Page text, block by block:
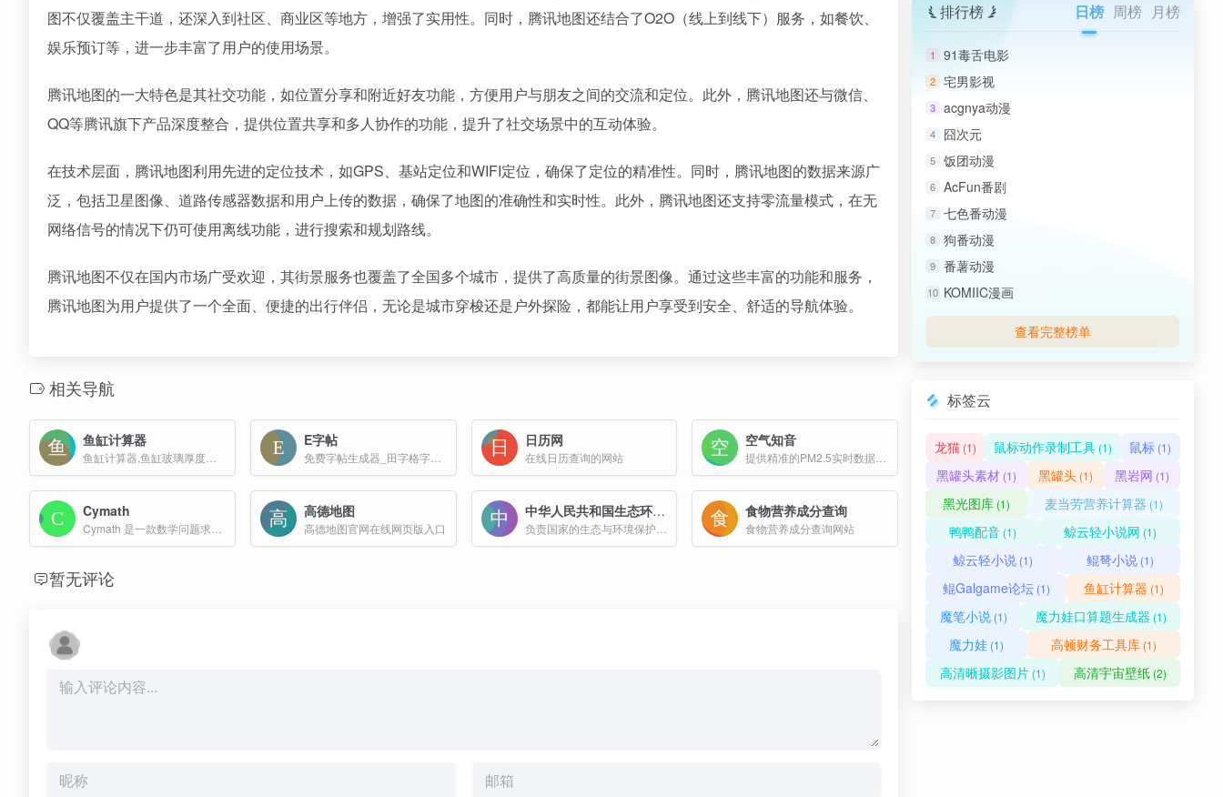
图不仅覆盖主干道，还深入到社区、商业区等地方，增强了实用性。同时，腾讯地图还结合了O2O（线上到线下）服务，如餐饮、
娱乐预订等，进一步丰富了用户的使用场景。
腾讯地图的一大特色是其社交功能，如位置分享和附近好友功能，方便用户与朋友之间的交流和定位。此外，腾讯地图还与微信、
QQ等腾讯旗下产品深度整合，提供位置共享和多人协作的功能，提升了社交场景中的互动体验。
在技术层面，腾讯地图利用先进的定位技术，如GPS、基站定位和WIFI定位，确保了定位的精准性。同时，腾讯地图的数据来源广
泛，包括卫星图像、道路传感器数据和用户上传的数据，确保了地图的准确性和实时性。此外，腾讯地图还支持零流量模式，在无
网络信号的情况下仍可使用离线功能，进行搜索和规划路线。
腾讯地图不仅在国内市场广受欢迎，其街景服务也覆盖了全国多个城市，提供了高质量的街景图像。通过这些丰富的功能和服务，
腾讯地图为用户提供了一个全面、便捷的出行伴侣，无论是城市穿梭还是户外探险，都能让用户享受到安全、舒适的导航体验。
相关导航
鱼缸计算器 E字帖 日历网
在线日历查询的网站
空气知音
Cymath 高德地图
高德地图官网在线网页版入口
中华人民共和国生态环境部 食物营养成分查询
食物营养成分查询网站
暂无评论
排行榜 日榜 周榜 月榜
1 91毒舌电影
2 宅男影视
3 acgnya动漫
4 囧次元
5 饭团动漫
6 AcFun番剧
7 七色番动漫
8 狗番动漫
9 番薯动漫
10 KOMIIC漫画
查看完整榜单
标签云
龙猫(1) 鼠标动作录制工具(1) 鼠标 (1)
黑罐头素材 (1) 黑罐头 (1) 黑岩网 (1)
黑光图库 (1) 麦当劳营养计算器 (1)
鸭鸭配音 (1) 鲸云轻小说网 (1)
鲸云轻小说(1) 鲲弩小说(1)
鲲Galgame论坛(1) 鱼缸计算器 (1)
魔笔小说(1) 魔力娃口算题生成器 (1)
魔力娃 (1) 高顿财务工具库 (1)
高清晰摄影图片(1) 高清宇宙壁纸(2)